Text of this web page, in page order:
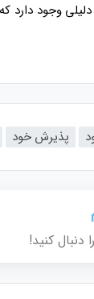
وجود دارد
پذیرش خود
دنبال کنید!